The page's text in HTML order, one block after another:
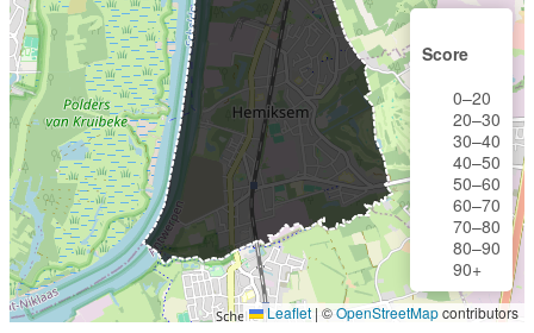
Score
0–20
20–30
30–40
40–50
50–60
60–70
70–80
80–90
90+
Leaflet | ©OpenStreetMapcontributors